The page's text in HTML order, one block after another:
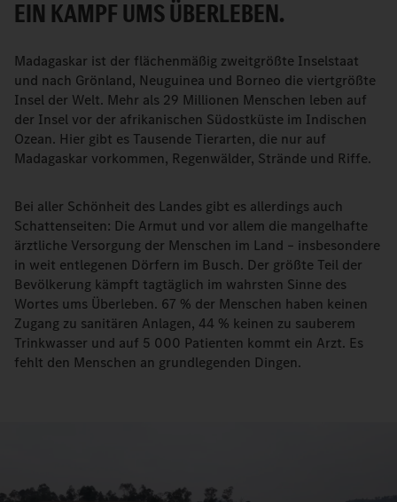
EIN KAMPF UMS ÜBERLEBEN.
Madagaskar ist der flächenmäßig zweitgrößte Inselstaat
und nach Grönland, Neuguinea und Borneo die viertgrößte
Insel der Welt. Mehr als 29 Millionen Menschen leben auf
der Insel vor der afrikanischen Südostküste im Indischen
Ozean. Hier gibt es Tausende Tierarten, die nur auf
Madagaskar vorkommen, Regenwälder, Strände und Riffe.
Bei aller Schönheit des Landes gibt es allerdings auch
Schattenseiten: Die Armut und vor allem die mangelhafte
ärztliche Versorgung der Menschen im Land – insbesondere
in weit entlegenen Dörfern im Busch. Der größte Teil der
Bevölkerung kämpft tagtäglich im wahrsten Sinne des
Wortes ums Überleben. 67 % der Menschen haben keinen
Zugang zu sanitären Anlagen, 44 % keinen zu sauberem
Trinkwasser und auf 5 000 Patienten kommt ein Arzt. Es
fehlt den Menschen an grundlegenden Dingen.